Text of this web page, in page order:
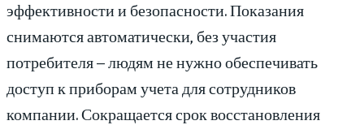
эффективности и безопасности. Показания
снимаются автоматически, без участия
потребителя – людям не нужно обеспечивать
доступ к приборам учета для сотрудников
компании. Сокращается срок восстановления